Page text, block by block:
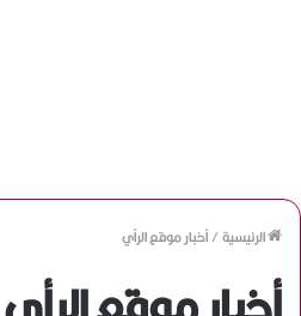
الرئيسية/أخبار موقع الرأي